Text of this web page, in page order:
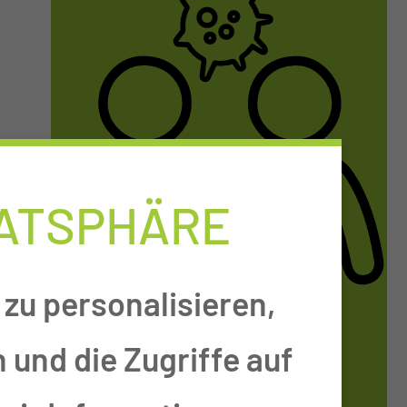
AM­BU­LAN­TE
personalisieren,
und die Zugriffe auf